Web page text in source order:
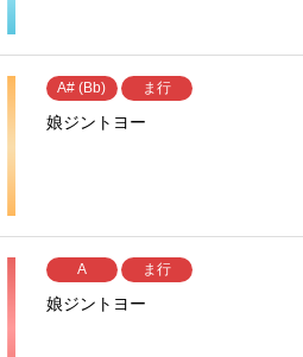
A# (Bb) ま行
娘ジントヨー
A ま行
娘ジントヨー